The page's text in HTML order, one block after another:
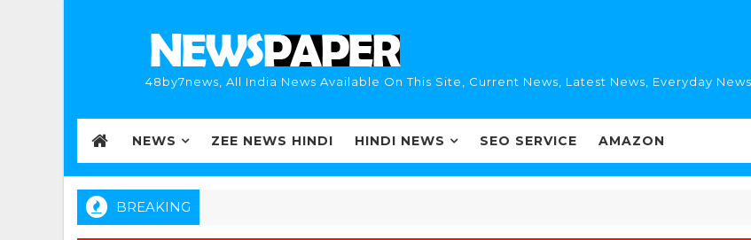
48by7news, All India News Available On This Site, Current News, Latest News, Everyday
NEWS ZEE NEWS HINDI HINDI NEWS SEO SERVICE AMAZON
BREAKING